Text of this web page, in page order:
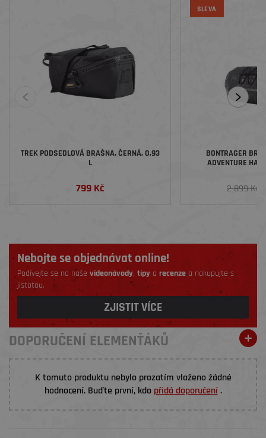
TREK PODSEDLOVÁ BRAŠNA, ČERNÁ, 0,93
L
799 Kč
SLEVA
BONTRAGER
ADVENTURE
2 899 Kč
Nebojte se objednávat online!
Podívejte se na naše videonávody,tipy a recenzea nakupujte s
jistotou.
ZJISTIT VÍCE
DOPORUČENÍ ELEMENŤÁKŮ
K tomuto produktu nebylo prozatím vloženo žádné
hodnocení. Buďte první, kdo přidá doporučení.